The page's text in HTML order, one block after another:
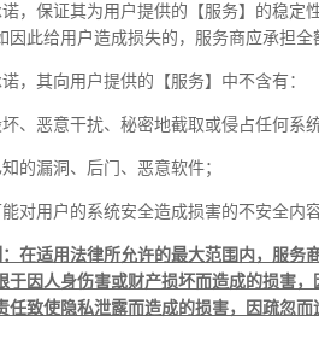
，保证其为用户提供的【服务】的稳定
因此给用户造成损失的，服务商应承担全
，其向用户提供的【服务】中不含有：
、恶意干扰、秘密地截取或侵占任何系
的漏洞、后门、恶意软件；
对用户的系统安全造成损害的不安全内容
在适用法律所允许的最大范围内，服务
于因人身伤害或财产损坏而造成的损害
任致使隐私泄露而造成的损害，因疏忽